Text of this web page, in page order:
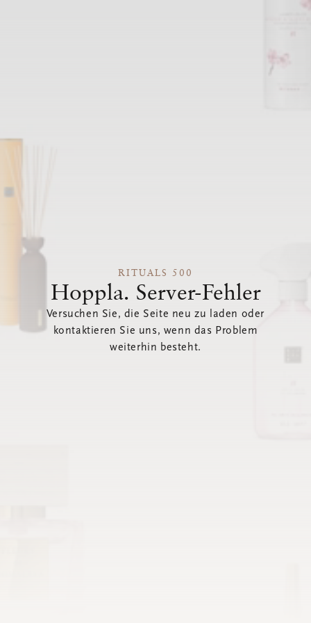
RITUALS 500
Hoppla. Server-Fehler
Versuchen Sie, die Seite neu zu laden oder
kontaktieren Sie uns, wenn das Problem
weiterhin besteht.